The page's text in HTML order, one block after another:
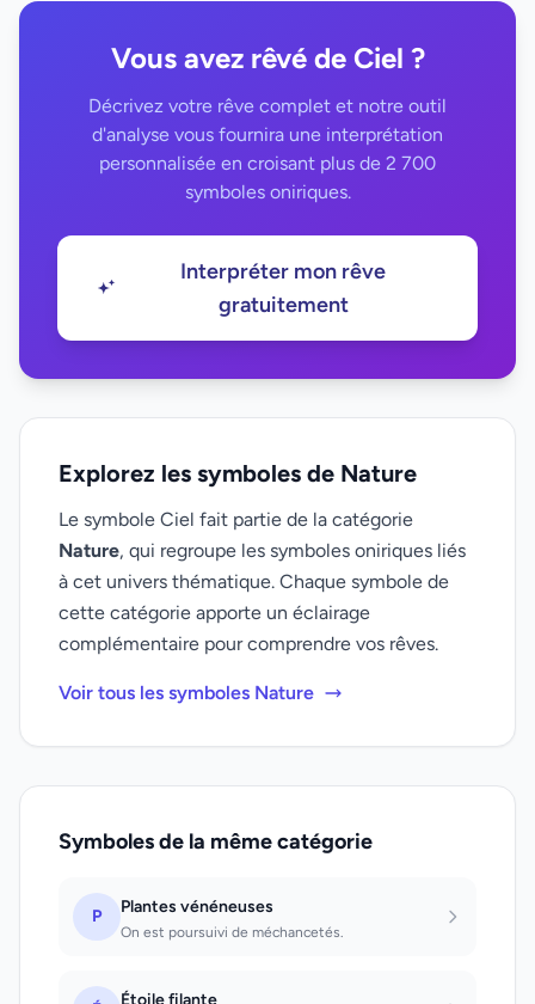
Vous avez rêvé de Ciel ?
Décrivez votre rêve complet et notre outil
d'analyse vous fournira une interprétation
personnalisée en croisant plus de 2 700
symboles oniriques.
Interpréter mon rêve
gratuitement
Explorez les symboles de Nature
Le symbole Ciel fait partie de la catégorie
Nature, qui regroupe les symboles oniriques liés
à cet univers thématique. Chaque symbole de
cette catégorie apporte un éclairage
complémentaire pour comprendre vos rêves.
Voir tous les symboles Nature
Symboles de la même catégorie
P Plantes vénéneuses
On est poursuivi de méchancetés.
Étoile filante